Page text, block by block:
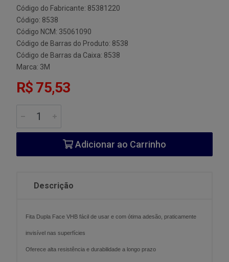
Código do Fabricante: 85381220
Código: 8538
Código NCM: 35061090
Código de Barras do Produto: 8538
Código de Barras da Caixa: 8538
Marca: 3M
R$ 75,53
Adicionar ao Carrinho
Descrição
Fita Dupla Face VHB fácil de usar e com ótima adesão, praticamente
invisível nas superfícies
Oferece alta resistência e durabilidade a longo prazo